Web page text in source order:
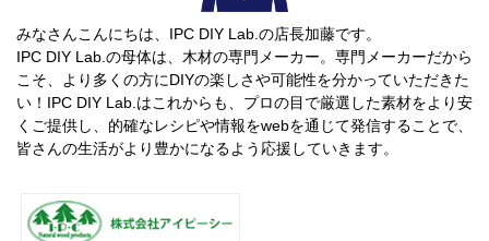
みなさんこんにちは、IPC DIY Lab.の店長加藤です。
IPC DIY Lab.の母体は、木材の専門メーカー。専門メーカーだから
こそ、より多くの方にDIYの楽しさや可能性を分かっていただきた
い！IPC DIY Lab.はこれからも、プロの目で厳選した素材をより安
くご提供し、的確なレシピや情報をwebを通じて発信することで、
皆さんの生活がより豊かになるよう応援していきます。